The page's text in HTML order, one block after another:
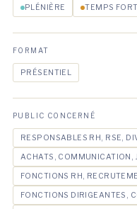
PLÉNIÈRE TEMPS FORT
FORMAT
PRÉSENTIEL
PUBLIC CONCERNÉ
RESPONSABLES RH, RSE,
ACHATS, COMMUNICATION,
FONCTIONS RH,
FONCTIONS DIRIGEANTES,